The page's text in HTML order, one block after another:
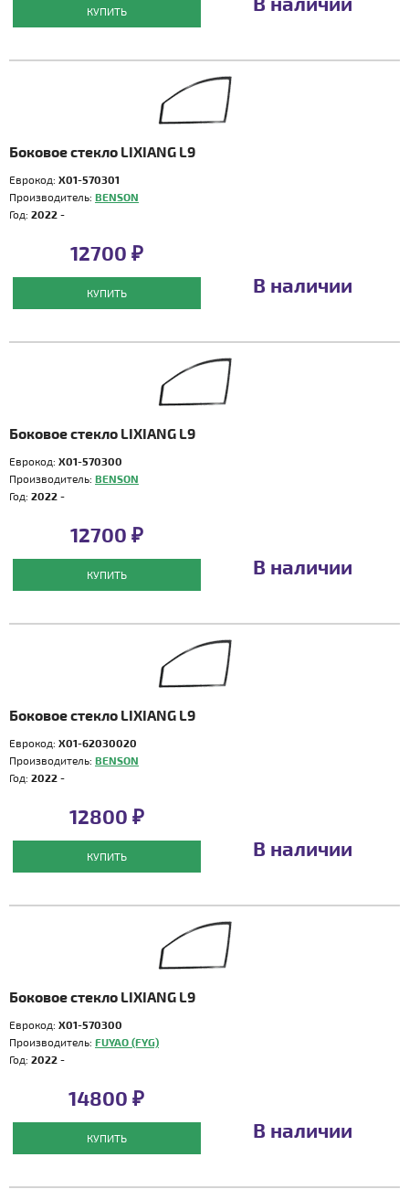
КУПИТЬ
Боковое стекло LIXIANG L9
Еврокод: X01-570301
Производитель: BENSON
Год: 2022 -
12700 ₽
КУПИТЬ В наличии
Боковое стекло LIXIANG L9
Еврокод: X01-570300
Производитель: BENSON
Год: 2022 -
12700 ₽
КУПИТЬ В наличии
Боковое стекло LIXIANG L9
Еврокод: X01-62030020
Производитель: BENSON
Год: 2022 -
12800 ₽
КУПИТЬ В наличии
Боковое стекло LIXIANG L9
Еврокод: X01-570300
Производитель: FUYAO (FYG)
Год: 2022 -
14800 ₽
КУПИТЬ В наличии